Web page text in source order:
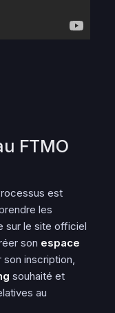
FTMO
est
les
sur le site officiel
son espace
inscription,
souhaité et
au